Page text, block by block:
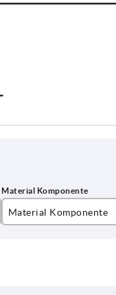
Material Komponente